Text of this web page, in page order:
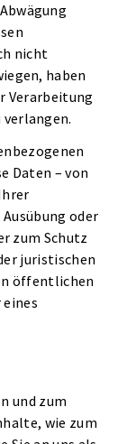
nicht
haben
Verarbeitung
Daten – von
oder
zum Schutz
juristischen
öffentlichen
und zum
wie zum